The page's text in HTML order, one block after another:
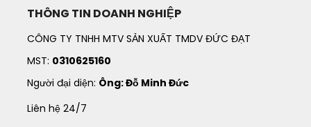
THÔNG TIN DOANH NGHIỆP
CÔNG TY TNHH MTV SẢN XUẤT TMDV ĐỨC ĐẠT
MST: 0310625160
Người đại diện: Ông: Đỗ Minh Đức
Liên hệ 24/7